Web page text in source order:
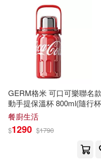
梅垣ルナ(7)
黃束靜(7)
史蒂文．巴列特(6)
島崎貴光(6)
盧岱君(6)
三悅文化(22)
人民音樂出版社(21)
中國中醫藥出版社
同心出版社(19)
一個月內上市新品
本週上市新品(13)
電子書 (可複選)
適合手機平板閱讀
適合平板閱讀(86)
GERM格米 可口可樂聯名
動手提保溫杯 800ml(隨行
溫瓶/保冰/水壺) 可樂紅
餐廚生活
$1290 $1790